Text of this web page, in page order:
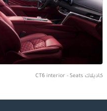
كاديلاك CT6 interior - Seats